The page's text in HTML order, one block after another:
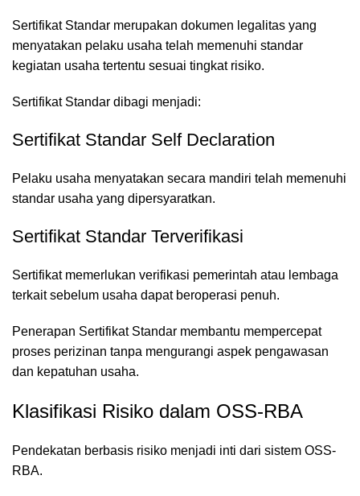
Sertifikat Standar merupakan dokumen legalitas yang
menyatakan pelaku usaha telah memenuhi standar
kegiatan usaha tertentu sesuai tingkat risiko.
Sertifikat Standar dibagi menjadi:
Sertifikat Standar Self Declaration
Pelaku usaha menyatakan secara mandiri telah memenuhi
standar usaha yang dipersyaratkan.
Sertifikat Standar Terverifikasi
Sertifikat memerlukan verifikasi pemerintah atau lembaga
terkait sebelum usaha dapat beroperasi penuh.
Penerapan Sertifikat Standar membantu mempercepat
proses perizinan tanpa mengurangi aspek pengawasan
dan kepatuhan usaha.
Klasifikasi Risiko dalam OSS-RBA
Pendekatan berbasis risiko menjadi inti dari sistem OSS-
RBA.